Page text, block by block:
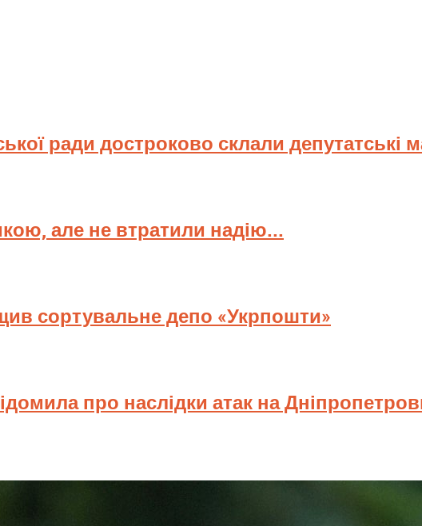
ради достроково склали депутатські
але не втратили надію...
сортувальне депо «Укрпошти»
про наслідки атак на